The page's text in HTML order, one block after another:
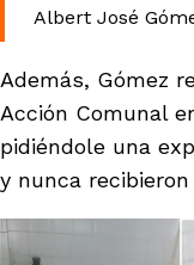
Albert José
Además, Gómez
Acción Comunal
pidiéndole una
y nunca